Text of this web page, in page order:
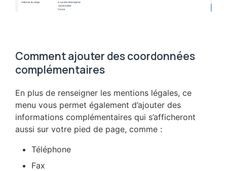
Comment ajouter des coordonnées
complémentaires
En plus de renseigner les mentions légales, ce
menu vous permet également d’ajouter des
informations complémentaires qui s’afficheront
aussi sur votre pied de page, comme :
Téléphone
Fax